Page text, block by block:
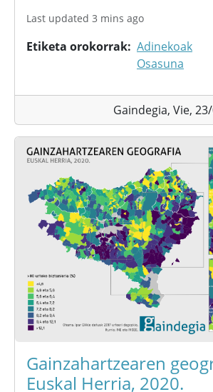
Last updated 3 mins ago
Etiketa orokorrak Adinekoak
Osasuna
Gaindegia, Vie,
Gainzahartzearen
Euskal Herria, 2020.